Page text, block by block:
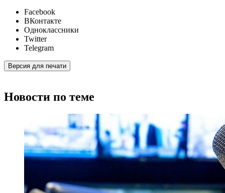
Facebook
ВКонтакте
Одноклассники
Twitter
Telegram
Версия для печати
Новости по теме